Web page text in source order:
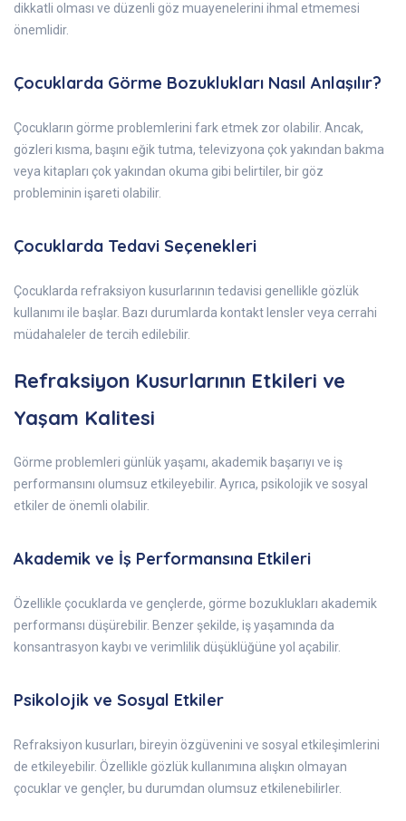
dikkatli olması ve düzenli göz muayenelerini ihmal etmemesi
önemlidir.
Çocuklarda Görme Bozuklukları Nasıl Anlaşılır?
Çocukların görme problemlerini fark etmek zor olabilir. Ancak,
gözleri kısma, başını eğik tutma, televizyona çok yakından bakma
veya kitapları çok yakından okuma gibi belirtiler, bir göz
probleminin işareti olabilir.
Çocuklarda Tedavi Seçenekleri
Çocuklarda refraksiyon kusurlarının tedavisi genellikle gözlük
kullanımı ile başlar. Bazı durumlarda kontakt lensler veya cerrahi
müdahaleler de tercih edilebilir.
Refraksiyon Kusurlarının Etkileri ve
Yaşam Kalitesi
Görme problemleri günlük yaşamı, akademik başarıyı ve iş
performansını olumsuz etkileyebilir. Ayrıca, psikolojik ve sosyal
etkiler de önemli olabilir.
Akademik ve İş Performansına Etkileri
Özellikle çocuklarda ve gençlerde, görme bozuklukları akademik
performansı düşürebilir. Benzer şekilde, iş yaşamında da
konsantrasyon kaybı ve verimlilik düşüklüğüne yol açabilir.
Psikolojik ve Sosyal Etkiler
Refraksiyon kusurları, bireyin özgüvenini ve sosyal etkileşimlerini
de etkileyebilir. Özellikle gözlük kullanımına alışkın olmayan
çocuklar ve gençler, bu durumdan olumsuz etkilenebilirler.